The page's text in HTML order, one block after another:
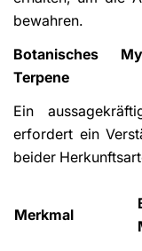
bewahren.
Botanisches
Terpene
Ein
erfordert ein
beider
Merkmal